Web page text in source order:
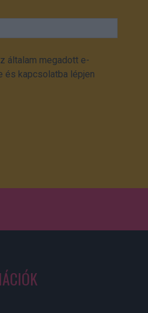
általam megadott e-
és kapcsolatba lépjen